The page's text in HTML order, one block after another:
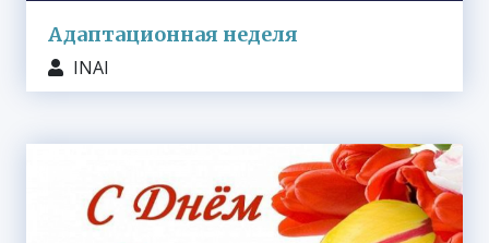
Адаптационная неделя
INAI